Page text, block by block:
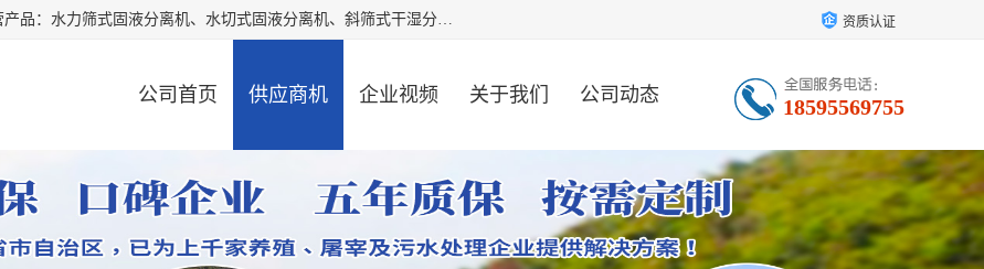
河南精拓环保设备有限公司（咨询电话：18595569755），主营产品：水力筛式固液分离机、水切式固液分离机、斜筛式干湿分离机、养猪场固液分离机、斜筛式固液分离机、屠宰场固液分离机、猪场干湿分离机等。公司从事固液分离设备及配套沼气池的研发、设计、销售与施工，并提供污水处理整体解决方案。 资质认证
公司首页 供应商机 企业视频 关于我们 公司动态 18595569755